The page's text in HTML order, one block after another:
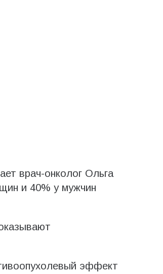
врач-онколог Ольга
и 40% у мужчин
эффект